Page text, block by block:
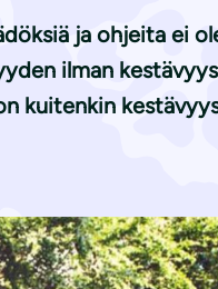
ja ohjeita ei
ilman
kuitenkin